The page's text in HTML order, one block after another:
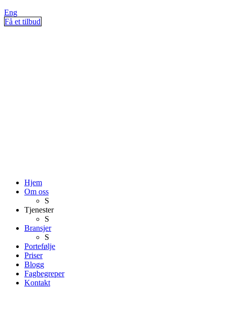
Eng
Få et tilbud
Hjem
Om oss
S
Tjenester
S
Bransjer
S
Portefølje
Priser
Blogg
Fagbegreper
Kontakt